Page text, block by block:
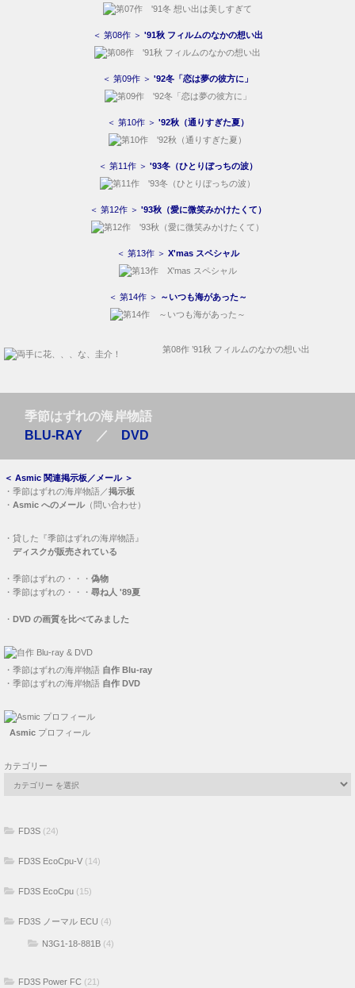
＜ 第08作 ＞ '91秋 フィルムのなかの想い出
＜ 第09作 ＞ '92冬「恋は夢の彼方に」
＜ 第10作 ＞ '92秋（通りすぎた夏）
＜ 第11作 ＞ '93冬（ひとりぼっちの波）
＜ 第12作 ＞ '93秋（愛に微笑みかけたくて）
＜ 第13作 ＞ X'mas スペシャル
＜ 第14作 ＞ ～いつも海があった～
第08作 ’91秋 フィルムのなかの想い出
季節はずれの海岸物語
BLU-RAY ／ DVD
＜ Asmic 関連掲示板／メール＞
・ 季節はずれの海岸物語／掲示板
・ Asmic へのメール（問い合わせ）
・ 貸した『季節はずれの海岸物語』
ディスクが販売されている
・ 季節はずれの・・・ 偽物
・ 季節はずれの・・・ 尋ね人 '89夏
・ DVD の画質を比べてみました
・ 季節はずれの海岸物語 自作 Blu-ray
・ 季節はずれの海岸物語 自作 DVD
Asmicプロフィール
カテゴリー
FD3S (24)
FD3S EcoCpu-V (14)
FD3S EcoCpu (15)
FD3S ノーマル ECU (4)
N3G1-18-881B (4)
FD3S Power FC (21)